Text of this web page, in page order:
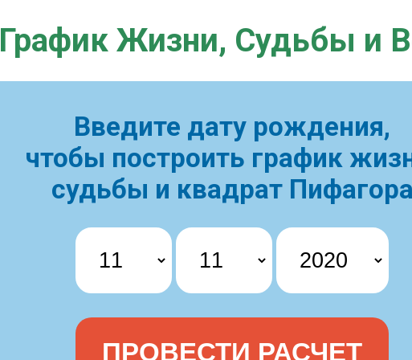
График Жизни, Судьбы и
Введите дату рождения,
чтобы построить график
судьбы и квадрат Пифагора
ПРОВЕСТИ РАСЧЕТ